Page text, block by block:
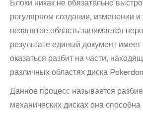
Блоки никак не обязательно
регулярном создании, изменении
незанятое область занимается
результате единый документ
оказаться разбит на части,
различных областях диска
Данное процесс называется
механических дисках она